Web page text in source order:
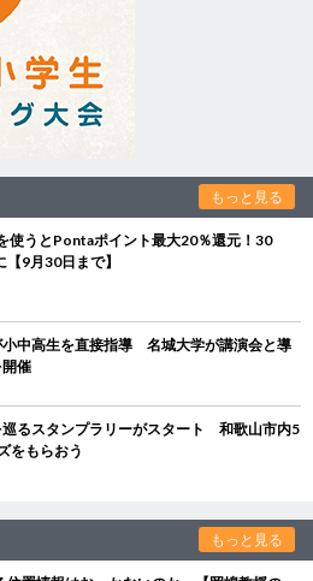
もっと見る
使うとPontaポイント最大20％還元！30
9月30日まで】
中高生を直接指導 名城大学が講演会と導
催
るスタンプラリーがスタート 和歌山市内5
をもらおう
もっと見る